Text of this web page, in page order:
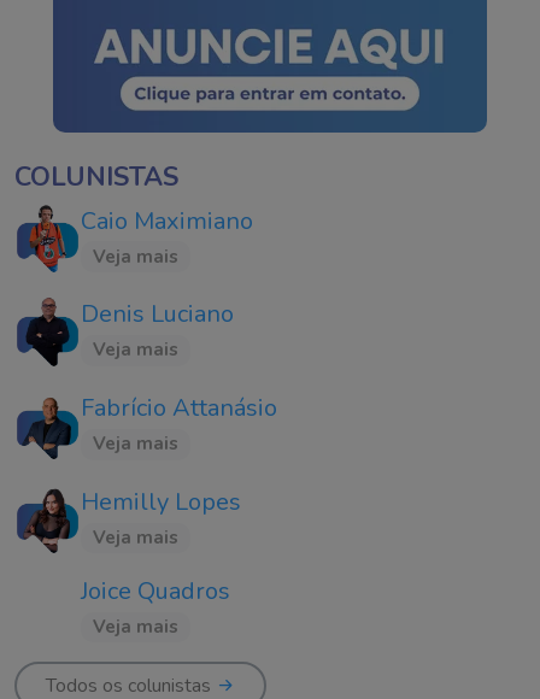
COLUNISTAS
Caio Maximiano
Veja mais
Denis Luciano
Veja mais
Fabrício Attanásio
Veja mais
Hemilly Lopes
Veja mais
Joice Quadros
Veja mais
Todos os colunistas